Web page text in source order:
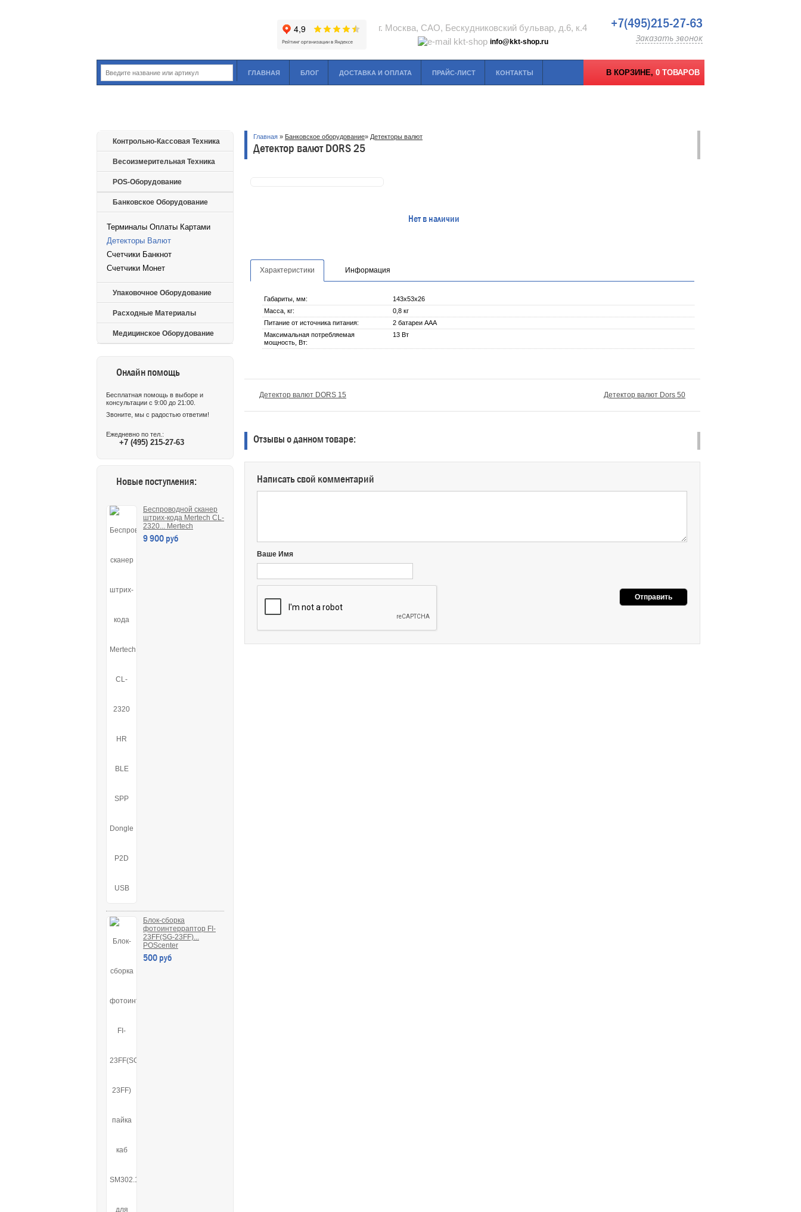
г. Москва, САО, Бескудниковский бульвар, д.6, к.4
info@kkt-shop.ru
+7(495)215-27-63
Заказать звонок
ГЛАВНАЯ БЛОГ ДОСТАВКА И ОПЛАТА ПРАЙС-ЛИСТ КОНТАКТЫ В КОРЗИНЕ, 0 ТОВАРОВ
Контрольно-Кассовая Техника
Весоизмерительная Техника
POS-Оборудование
Банковское Оборудование
Терминалы Оплаты Картами
Детекторы Валют
Счетчики Банкнот
Счетчики Монет
Упаковочное Оборудование
Расходные Материалы
Медицинское Оборудование
Онлайн помощь
Бесплатная помощь в выборе и
консультации с 9:00 до 21:00.
Звоните, мы с радостью ответим!
Ежедневно по тел.:
+7 (495) 215-27-63
Новые поступления:
Беспроводной сканер
штрих-кода Mertech CL-
2320... Mertech
9 900 руб
Блок-сборка
фотоинтерраптор FI-
23FF(SG-23FF)...
POScenter
500 руб
Главная » Банковское оборудование» Детекторы валют
Детектор валют DORS 25
Нет в наличии
Характеристики Информация
Габариты, мм:
143x53x26
Масса, кг:
0,8 кг
Питание от источника питания:
2 батареи ААА
Максимальная потребляемая
мощность, Вт:
13 Вт
Детектор валют DORS 15 Детектор валют Dors 50
Отзывы о данном товаре:
Написать свой комментарий
Ваше Имя